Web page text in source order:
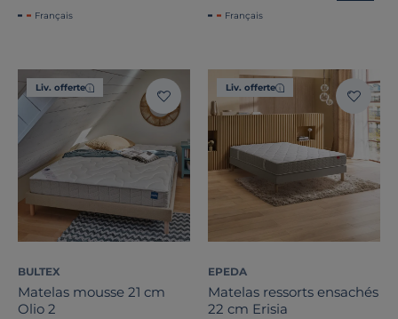
Français Français
Liv. offerte
BULTEX
Matelas mousse 21 cm
Olio 2
Liv. offerte
EPEDA
Matelas ressorts ensachés
22 cm Erisia
Confort d'accueil
Nature du garnissage
Composition du garnissage
Traitement
Zones de soutien